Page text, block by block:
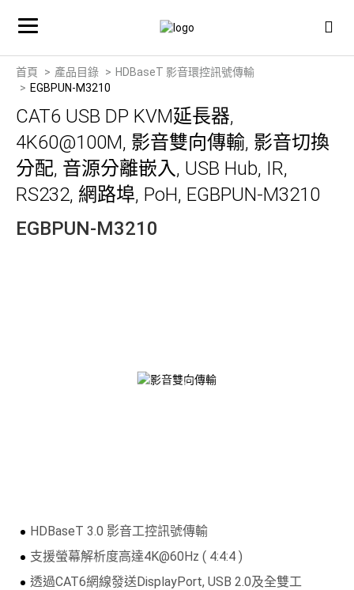
首頁 產品目錄
HDBaseT 影音環控訊號傳輸
EGBPUN-M3210
CAT6 USB DP KVM延長器,
4K60@100M, 影音雙向傳輸, 影音切換
分配, 音源分離嵌入, USB Hub, IR,
RS232, 網路埠, PoH, EGBPUN-M3210
EGBPUN-M3210
HDBaseT 3.0 影音工控訊號傳輸
支援螢幕解析度高達4K@60Hz ( 4:4:4 )
透過CAT6網線發送DisplayPort, USB 2.0及全雙工